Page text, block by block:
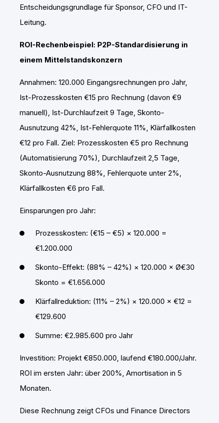
Entscheidungsgrundlage für Sponsor, CFO und IT-
Leitung.
ROI-Rechenbeispiel: P2P-Standardisierung in
einem Mittelstandskonzern
Annahmen: 120.000 Eingangsrechnungen pro Jahr,
Ist-Prozesskosten €15 pro Rechnung (davon €9
manuell), Ist-Durchlaufzeit 9 Tage, Skonto-
Ausnutzung 42%, Ist-Fehlerquote 11%, Klärfallkosten
€12 pro Fall. Ziel: Prozesskosten €5 pro Rechnung
(Automatisierung 70%), Durchlaufzeit 2,5 Tage,
Skonto-Ausnutzung 88%, Fehlerquote unter 2%,
Klärfallkosten €6 pro Fall.
Einsparungen pro Jahr:
Prozesskosten: (€15 – €5) × 120.000 =
€1.200.000
Skonto-Effekt: (88% – 42%) × 120.000 × Ø€30
Skonto = €1.656.000
Klärfallreduktion: (11% – 2%) × 120.000 × €12 =
€129.600
Summe: €2.985.600 pro Jahr
Investition: Projekt €850.000, laufend €180.000/Jahr.
ROI im ersten Jahr: über 200%, Amortisation in 5
Monaten.
Diese Rechnung zeigt CFOs und Finance Directors